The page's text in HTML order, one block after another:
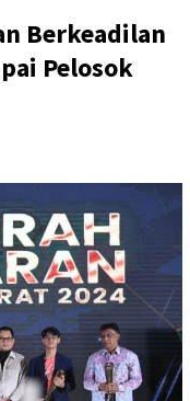
Berkeadilan
Pelosok